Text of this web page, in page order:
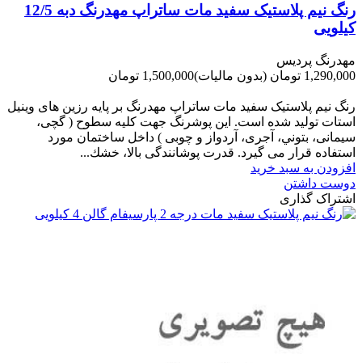
رنگ نیم پلاستیک سفید مات ساتراپ مهدرنگ دبه 12/5
کیلویی
مهدرنگ پردیس
1,290,000 تومان
(بدون مالیات)1,500,000 تومان
رنگ نیم پلاستیک سفید مات ساتراپ مهدرنگ بر پایه رزین های وینیل
استات تولید شده است. این پوشرنگ جهت کلیه سطوح ( گچی،
سیمانی، بتوني، آجری، آردواز و چوبی ) داخل ساختمان مورد
استفاده قرار می گیرد. قدرت پوشانندگی بالا، خشك...
افزودن به سبد خرید
دوست داشتن
اشتراک گذاری